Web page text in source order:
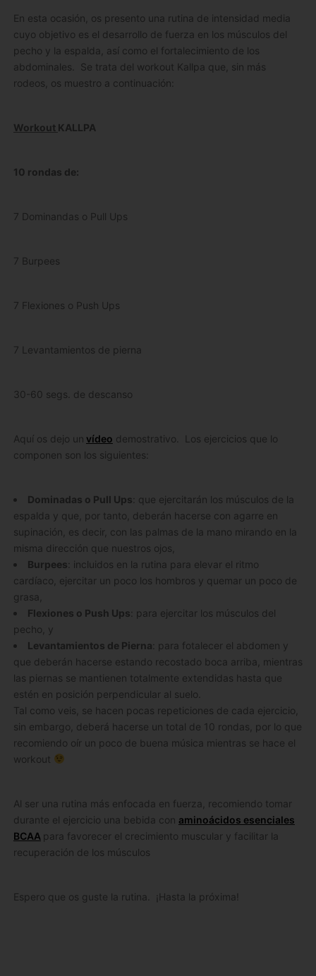
En esta ocasión, os presento una rutina de intensidad media
cuyo objetivo es el desarrollo de fuerza en los músculos del
pecho y la espalda, así como el fortalecimiento de los
abdominales. Se trata del workout Kallpa que, sin más
rodeos, os muestro a continuación:
Workout KALLPA
10 rondas de:
7 Dominandas o Pull Ups
7 Burpees
7 Flexiones o Push Ups
7 Levantamientos de pierna
30-60 segs. de descanso
Aquí os dejo un vídeo demostrativo. Los ejercicios que lo
componen son los siguientes:
Dominadas o Pull Ups: que ejercitarán los músculos de la
espalda y que, por tanto, deberán hacerse con agarre en
supinación, es decir, con las palmas de la mano mirando en la
misma dirección que nuestros ojos,
Burpees: incluidos en la rutina para elevar el ritmo
cardíaco, ejercitar un poco los hombros y quemar un poco de
grasa,
Flexiones o Push Ups: para ejercitar los músculos del
pecho, y
Levantamientos de Pierna: para fotalecer el abdomen y
que deberán hacerse estando recostado boca arriba, mientras
las piernas se mantienen totalmente extendidas hasta que
estén en posición perpendicular al suelo.
Tal como veis, se hacen pocas repeticiones de cada ejercicio,
sin embargo, deberá hacerse un total de 10 rondas, por lo que
recomiendo oír un poco de buena música mientras se hace el
workout
Al ser una rutina más enfocada en fuerza, recomiendo tomar
durante el ejercicio una bebida con aminoácidos esenciales
BCAA para favorecer el crecimiento muscular y facilitar la
recuperación de los músculos
Espero que os guste la rutina. ¡Hasta la próxima!